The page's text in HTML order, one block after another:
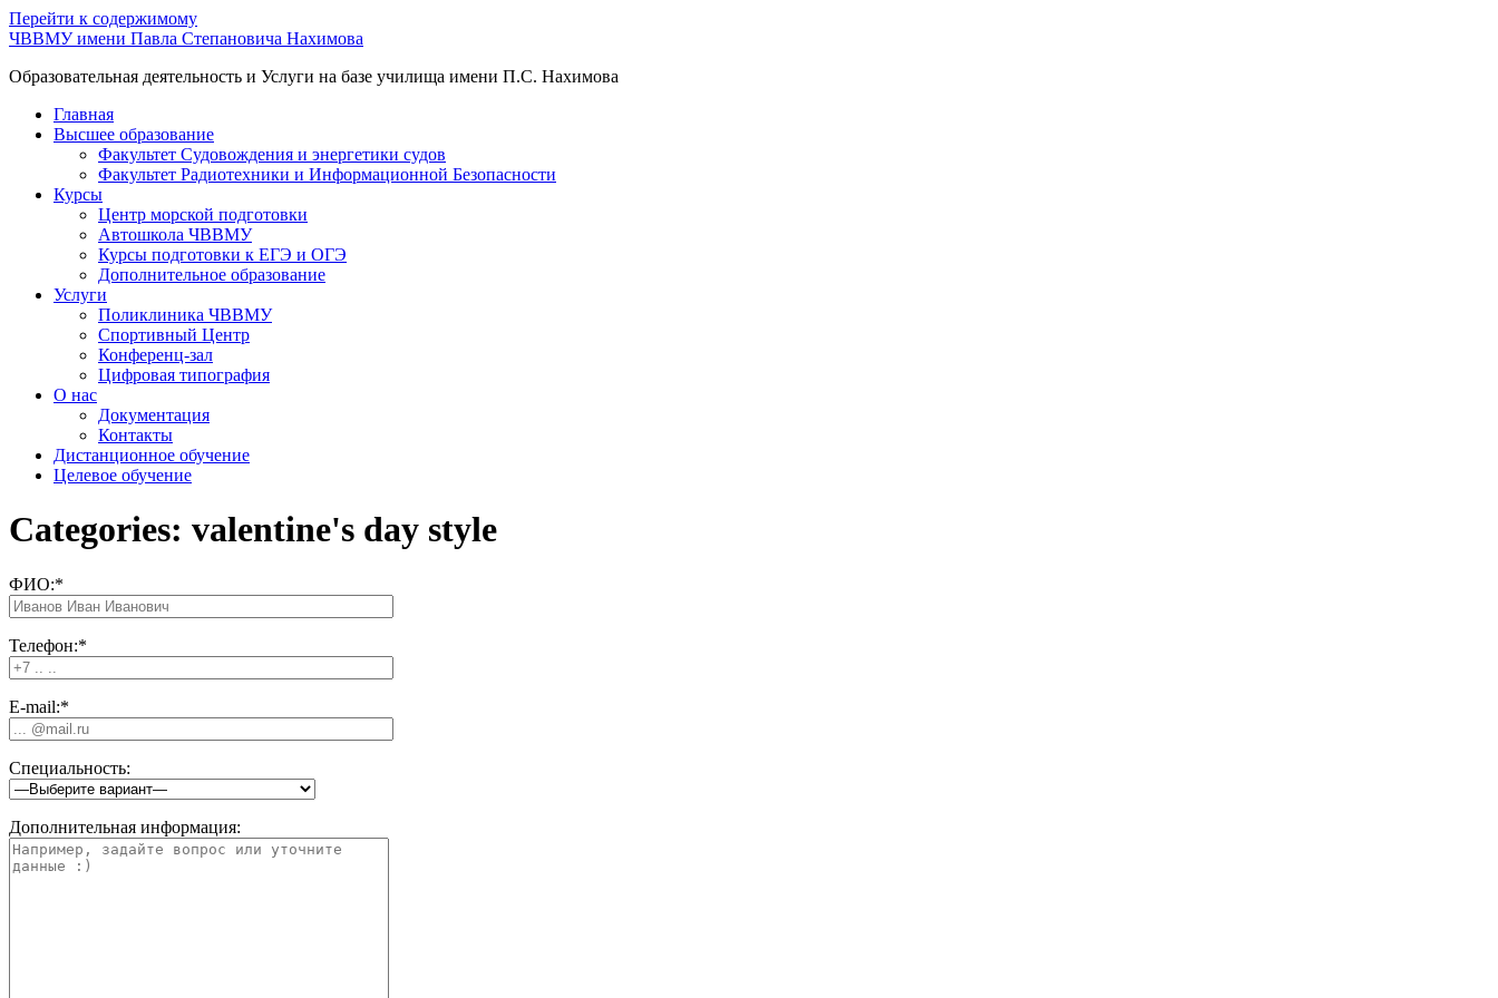
Перейти к содержимому
ЧВВМУ имени Павла Степановича Нахимова
Образовательная деятельность и Услуги на базе училища имени П.С. Нахимова
Главная
Высшее образование
Факультет Судовождения и энергетики судов
Факультет Радиотехники и Информационной Безопасности
Курсы
Центр морской подготовки
Автошкола ЧВВМУ
Курсы подготовки к ЕГЭ и ОГЭ
Дополнительное образование
Услуги
Поликлиника ЧВВМУ
Спортивный Центр
Конференц-зал
Цифровая типография
О нас
Документация
Контакты
Дистанционное обучение
Целевое обучение
Categories: valentine's day style
ФИО:*
Телефон:*
Е-mail:*
Специальность:
Дополнительная информация: